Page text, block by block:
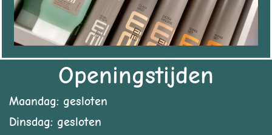
Openingstijden
Maandag: gesloten
Dinsdag: gesloten